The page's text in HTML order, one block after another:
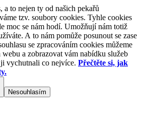
a to nejen ty od našich pekařů
tzv. soubory cookies. Tyhle cookies
moc se nám hodí. Umožňují nám totiž
A to nám pomůže posunout se zase
se zpracováním cookies můžeme
a zobrazovat vám nabídku služeb
vychutnali co nejvíce. Přečtěte si, jak
Nesouhlasím